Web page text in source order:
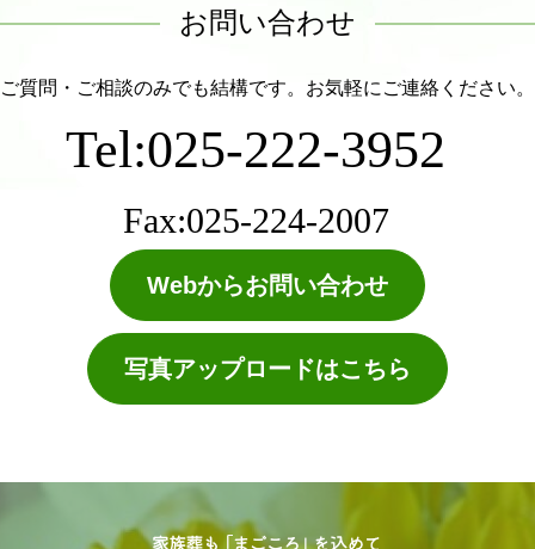
お問い合わせ
ご質問・ご相談のみでも結構です。お気軽にご連絡ください。
Tel:025-222-3952
Fax:025-224-2007
Webからお問い合わせ
写真アップロードはこちら